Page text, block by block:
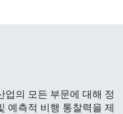
업의 모든 부문에 대해 정
예측적 비행 통찰력을 제